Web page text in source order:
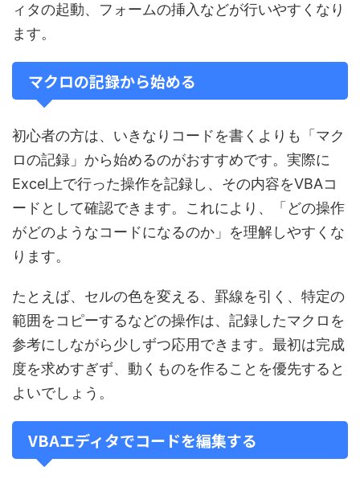
ィタの起動、フォームの挿入などが行いやすくなり
ます。
マクロの記録から始める
初心者の方は、いきなりコードを書くよりも「マク
ロの記録」から始めるのがおすすめです。実際に
Excel上で行った操作を記録し、その内容をVBAコ
ードとして確認できます。これにより、「どの操作
がどのようなコードになるのか」を理解しやすくな
ります。
たとえば、セルの色を変える、罫線を引く、特定の
範囲をコピーするなどの操作は、記録したマクロを
参考にしながら少しずつ応用できます。最初は完成
度を求めすぎず、動くものを作ることを優先すると
よいでしょう。
VBAエディタでコードを編集する